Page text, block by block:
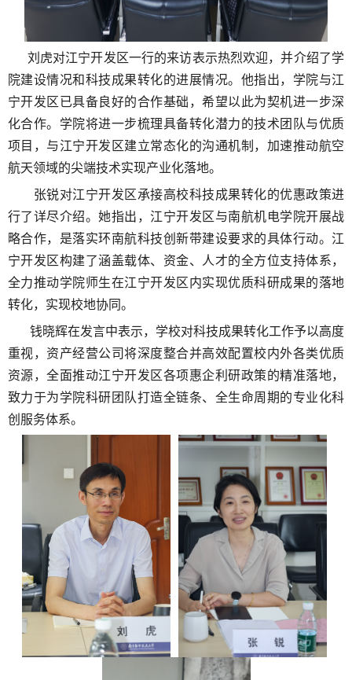
刘虎对江宁开发区一行的来访表示热烈欢迎，并介绍了学
院建设情况和科技成果转化的进展情况。他指出，学院与江
宁开发区已具备 良好的合作基础，希望以此为契机进一步深
化合作。学院将进一步梳理具备转化潜力的技术团队与优质
项目，与江宁开发区建立常态化的沟通机制，加速推动航空
航天领域的尖端技术实现产业化落地。
张锐对江宁开发区承接高校科技成果转化的优惠政策进
行了详尽介绍。她指出，江宁开发区与南航机电学院开展战
略合作，是落实环南航科技创新带建设要求的具体行动。江
宁开发区构建了涵盖载体、资金、人才的全方位支持体系，
全力推动学院师生在江宁开发区内实现优质科研成果的落地
转化，实现校地协同。
钱晓辉在发言中表示，学校对科技成果转化工作予以高度
重视，资产经营公司将深度整合并高效配置校内外各类优质
资源，全面推动江宁开发区各项惠企利研政策的精准落地，
致力于为学院科研团队打造全链条、全生命周期的专业化科
创服务体系。